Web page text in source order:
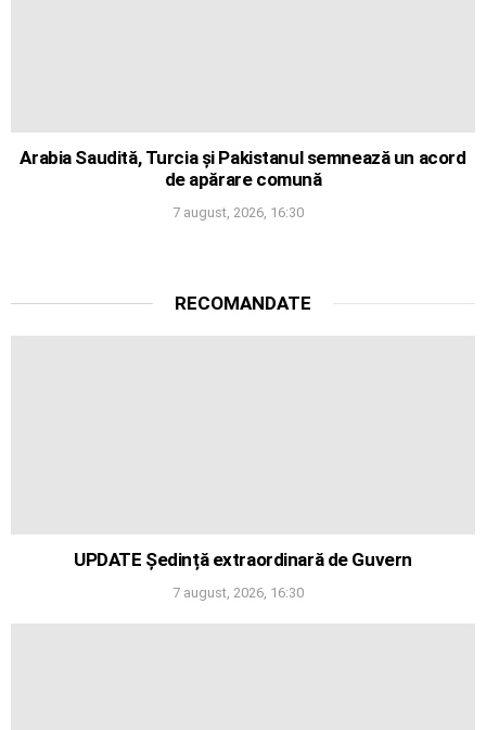
Arabia Saudită, Turcia și Pakistanul semnează un acord
de apărare comună
7 august, 2026, 16:30
RECOMANDATE
UPDATE Ședință extraordinară de Guvern
7 august, 2026, 16:30